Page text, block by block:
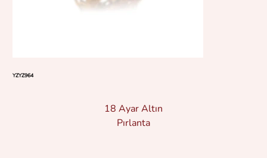
YZYZ964
18 Ayar Altın
Pırlanta